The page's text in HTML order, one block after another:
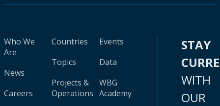
Who We
Are
News
Careers
Countries
Topics
Projects &
Operations
Events
Data
WBG
Academy
STAY
WITH
OUR